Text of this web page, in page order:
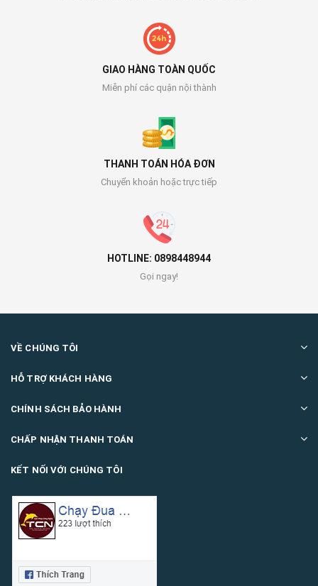
GIAO HÀNG TOÀN QUỐC
Miễn phí các quận nội thành
THANH TOÁN HÓA ĐƠN
Chuyển khoản hoặc trực tiếp
HOTLINE: 0898448944
Gọi ngay!
VỀ CHÚNG TÔI
HỖ TRỢ KHÁCH HÀNG
CHÍNH SÁCH BẢO HÀNH
CHẤP NHẬN THANH TOÁN
KẾT NỐI VỚI CHÚNG TÔI